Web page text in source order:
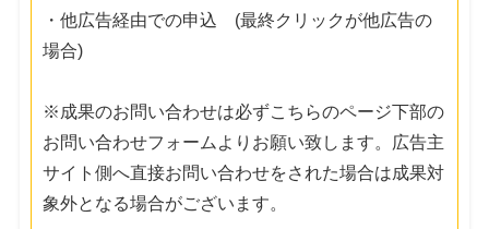
・他広告経由での申込 (最終クリックが他広告の
場合)
※成果のお問い合わせは必ずこちらのページ下部の
お問い合わせフォームよりお願い致します。広告主
サイト側へ直接お問い合わせをされた場合は成果対
象外となる場合がございます。